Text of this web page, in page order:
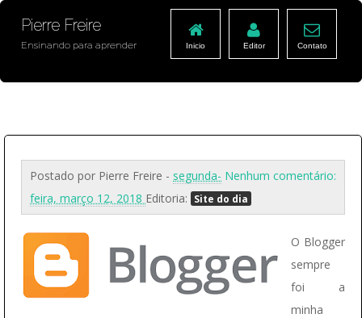
Pierre Freire
Ensinando para aprender Inicio Editor Contato
Nenhum comentário:
Postado por Pierre Freire - segunda-
feira, março 12, 2018 Editoria: Site do dia
O Blogger
sempre
foi a
minha